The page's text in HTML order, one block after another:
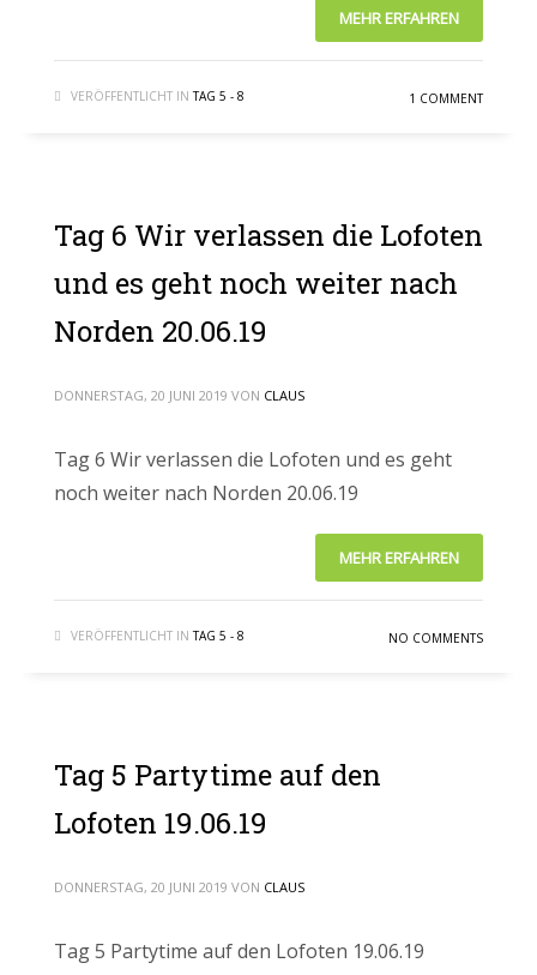
MEHR ERFAHREN
VERÖFFENTLICHT IN TAG 5 - 8 1 COMMENT
Tag 6 Wir verlassen die Lofoten
und es geht noch weiter nach
Norden 20.06.19
DONNERSTAG, 20 JUNI 2019 VON CLAUS
Tag 6 Wir verlassen die Lofoten und es geht
noch weiter nach Norden 20.06.19
MEHR ERFAHREN
VERÖFFENTLICHT IN TAG 5 - 8 NO COMMENTS
Tag 5 Partytime auf den
Lofoten 19.06.19
DONNERSTAG, 20 JUNI 2019 VON CLAUS
Tag 5 Partytime auf den Lofoten 19.06.19